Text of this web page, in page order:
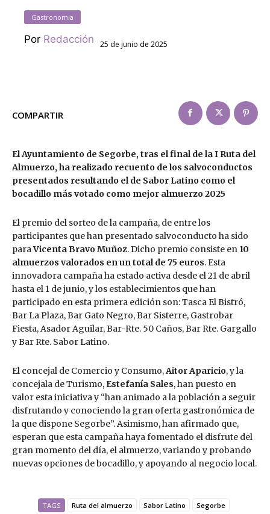
Gastronomia
Por Redacción 25 de junio de 2025
COMPARTIR
El Ayuntamiento de Segorbe, tras el final de la I Ruta del
Almuerzo, ha realizado recuento de los salvoconductos
presentados resultando el de Sabor Latino como el
bocadillo más votado como mejor almuerzo 2025
El premio del sorteo de la campaña, de entre los
participantes que han presentado salvoconducto ha sido
paraVicenta Bravo Muñoz. Dicho premio consiste en 10
almuerzos valorados en un total de 75 euros. Esta
innovadora campaña ha estado activa desde el 21 de abril
hasta el 1 de junio, y los establecimientos que han
participado en esta primera edición son: Tasca El Bistró,
Bar La Plaza, Bar Gato Negro, Bar Sisterre, Gastrobar
Fiesta, Asador Aguilar, Bar-Rte. 50 Caños, Bar Rte. Gargallo
y Bar Rte. Sabor Latino.
El concejal de Comercio y Consumo,Aitor Aparicio, y la
concejala de Turismo, Estefanía Sales, han puesto en
valor esta iniciativa y “han animado a la población a seguir
disfrutando y conociendo la gran oferta gastronómica de
la que dispone Segorbe”. Asimismo, han afirmado que,
esperan que esta campaña haya fomentado el disfrute del
gran momento del día, el almuerzo, variando y probando
nuevas opciones de bocadillo, y apoyando al negocio local.
TAGS Ruta del almuerzo Sabor Latino Segorbe